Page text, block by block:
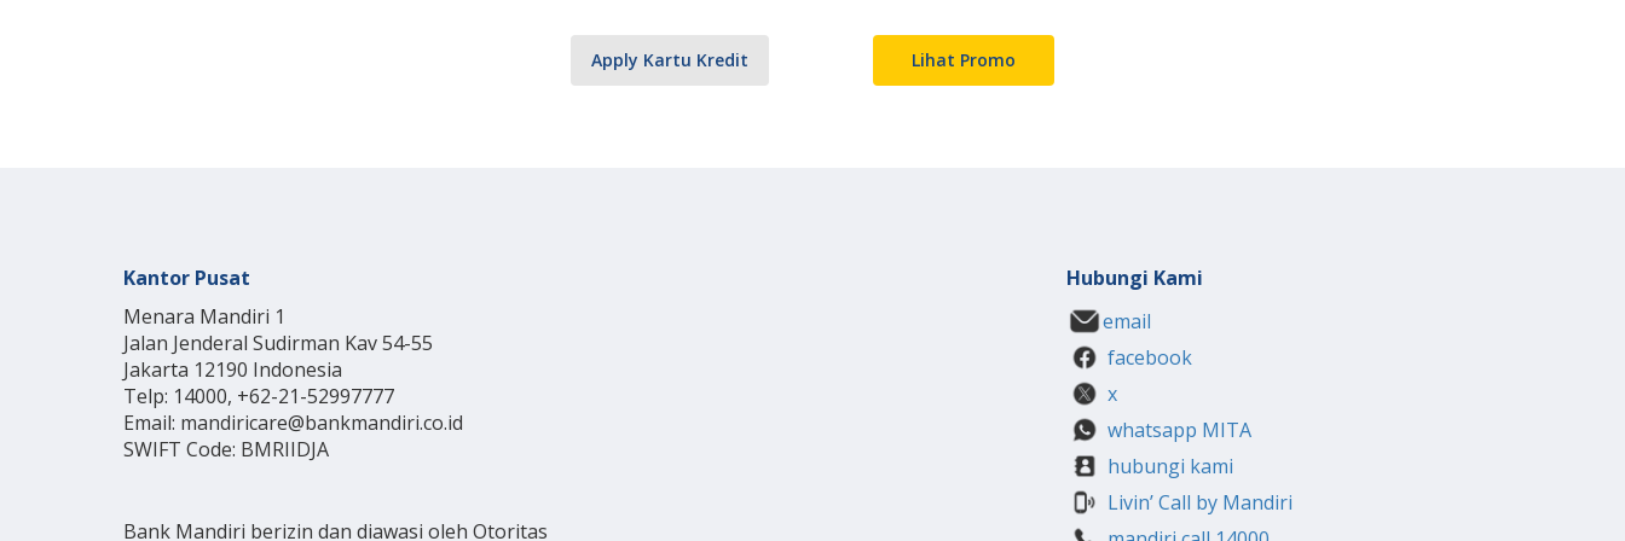
Apply Kartu Kredit Lihat Promo
Kantor Pusat
Menara Mandiri 1
Jalan Jenderal Sudirman Kav 54-55
Jakarta 12190 Indonesia
Telp: 14000, +62-21-52997777
Email: mandiricare@bankmandiri.co.id
SWIFT Code: BMRIIDJA
Bank Mandiri berizin dan diawasi oleh Otoritas
Hubungi Kami
email
facebook
x
whatsapp MITA
hubungi kami
Livin’ Call by Mandiri